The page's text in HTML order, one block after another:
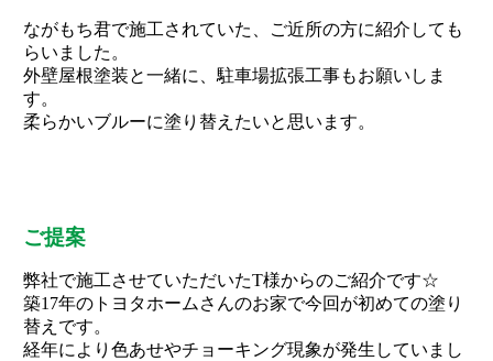
ながもち君で施工されていた、ご近所の方に紹介しても
らいました。
外壁屋根塗装と一緒に、駐車場拡張工事もお願いしま
す。
柔らかいブルーに塗り替えたいと思います。
ご提案
弊社で施工させていただいたT様からのご紹介です☆
築17年のトヨタホームさんのお家で今回が初めての塗り
替えです。
経年により色あせやチョーキング現象が発生していまし